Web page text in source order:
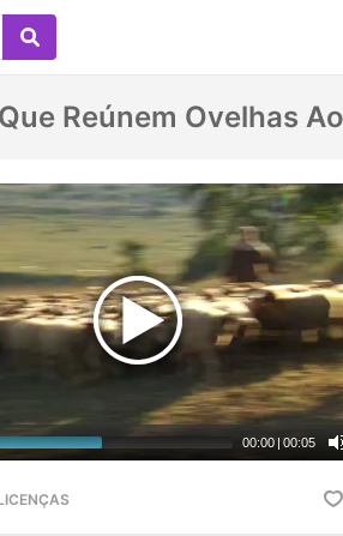
Reúnem Ovelhas
00:00 | 00:05